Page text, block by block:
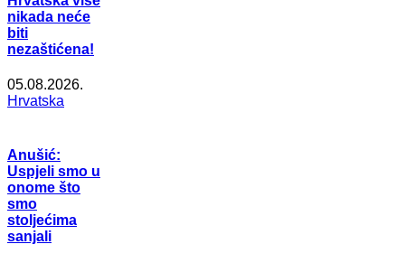
nikada neće
biti
nezaštićena!
05.08.2026.
Hrvatska
Anušić:
Uspjeli smo u
onome što
smo
stoljećima
sanjali